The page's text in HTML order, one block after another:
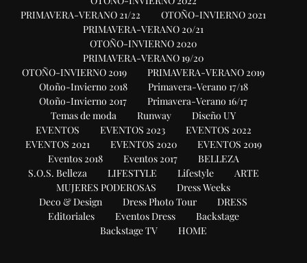
PRIMAVERA-VERANO 21/22
OTOÑO-INVIERNO 2021
PRIMAVERA-VERANO 20/21
OTOÑO-INVIERNO 2020
PRIMAVERA-VERANO 19/20
OTOÑO-INVIERNO 2019
PRIMAVERA-VERANO 2019
Otoño-Invierno 2018
Primavera-Verano 17/18
Otoño-Invierno 2017
Primavera-Verano 16/17
Temas de moda
Runway
Diseño UY
EVENTOS
EVENTOS 2023
EVENTOS 2022
EVENTOS 2021
EVENTOS 2020
EVENTOS 2019
Eventos 2018
Eventos 2017
BELLEZA
S.O.S. Belleza
LIFESTYLE Lifestyle
ARTE
MUJERES PODEROSAS
Dress Weeks
Deco & Design
Dress Photo Tour
DRESS
Editoriales
Eventos Dress
Backstage
Backstage TV
HOME